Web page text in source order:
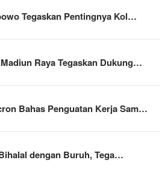
Tegaskan Pentingnya Kol…
Raya Tegaskan Dukung…
Bahas Penguatan Kerja Sam…
dengan Buruh, Tega…